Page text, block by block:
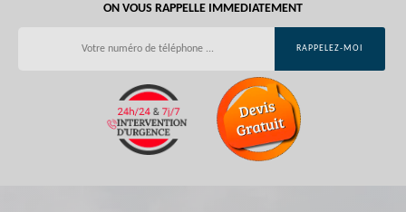
ON VOUS RAPPELLE IMMEDIATEMENT